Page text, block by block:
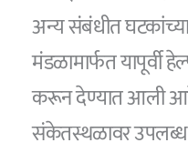
अन्य संबंधीत
मंडळामार्फत यापूर्वी
करून देण्यात आली
संकेतस्थळावर